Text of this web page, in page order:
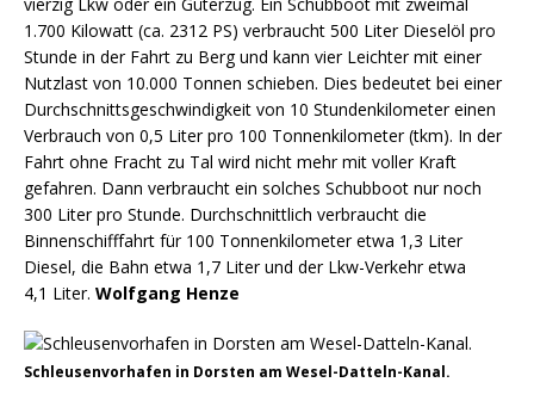
1.700 Kilowatt (ca. 2312 PS) verbraucht 500 Liter Dieselöl pro
Stunde in der Fahrt zu Berg und kann vier Leichter mit einer
Nutzlast von 10.000 Tonnen schieben. Dies bedeutet bei einer
Durchschnittsgeschwindigkeit von 10 Stundenkilometer einen
Verbrauch von 0,5 Liter pro 100 Tonnenkilometer (tkm). In der
Fahrt ohne Fracht zu Tal wird nicht mehr mit voller Kraft
gefahren. Dann verbraucht ein solches Schubboot nur noch
300 Liter pro Stunde. Durchschnittlich verbraucht die
Binnenschifffahrt für 100 Tonnenkilometer etwa 1,3 Liter
Diesel, die Bahn etwa 1,7 Liter und der Lkw-Verkehr etwa
4,1 Liter. Wolfgang Henze
Schleusenvorhafen in Dorsten am Wesel-Datteln-Kanal.